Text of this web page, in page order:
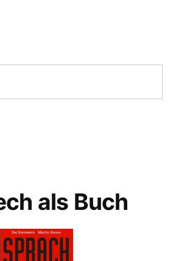
als Buch